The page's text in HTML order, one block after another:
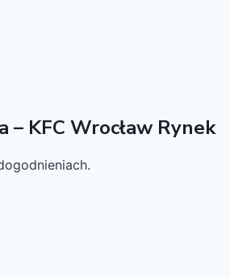
– KFC Wrocław Rynek